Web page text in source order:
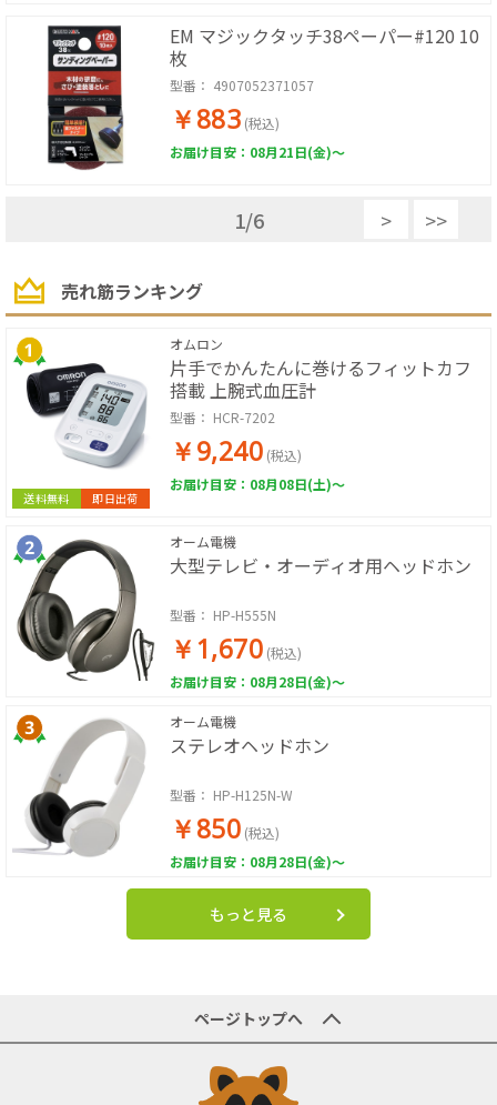
EM マジックタッチ38ペーパー#120 10
枚
型番： 4907052371057
￥883 (税込)
お届け目安：08月21日(金)～
1/6 > >>
売れ筋ランキング
送料無料 即日出荷
オムロン
片手でかんたんに巻けるフィットカフ
搭載 上腕式血圧計
型番： HCR-7202
￥9,240 (税込)
お届け目安：08月08日(土)～
オーム電機
大型テレビ・オーディオ用ヘッドホン
型番： HP-H555N
￥1,670 (税込)
お届け目安：08月28日(金)～
オーム電機
ステレオヘッドホン
型番： HP-H125N-W
￥850 (税込)
お届け目安：08月28日(金)～
もっと見る
ページトップへ